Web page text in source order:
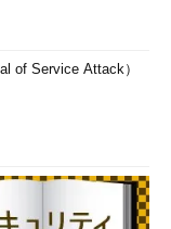
of Service Attack）